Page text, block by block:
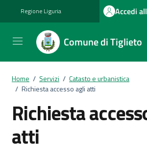
Regione Liguria Accedi
Comune di Tiglieto
Home / Servizi / Catasto e urbanistica
/ Richiesta accesso agli atti
Richiesta
atti